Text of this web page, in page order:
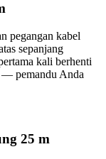
pegangan kabel
sepanjang
kali berhenti
— pemandu Anda
25 m